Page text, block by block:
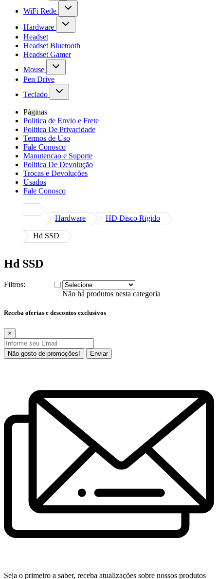
WiFi Rede
Hardware
Headset
Headset Bluetooth
Headset Gamer
Mouse
Pen Drive
Teclado
Páginas
Politica de Envio e Frete
Politica De Privacidade
Termos de Uso
Fale Conosco
Manutencao e Suporte
Politica De Devolução
Trocas e Devoluções
Usados
Fale Conosco
Hardware HD Disco Rigido
Hd SSD
Hd SSD
Filtros:
Não há produtos nesta categoria
Receba ofertas e descontos exclusivos
×
Não gosto de promoções! Enviar
Seja o primeiro a saber, receba atualizações sobre nossos produtos